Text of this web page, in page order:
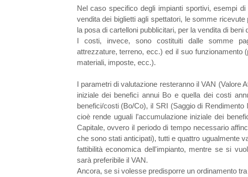
Nel caso specifico degli impianti sportivi, esempi
vendita dei biglietti agli spettatori, le somme
la posa di cartelloni pubblicitari, per la vendita di beni
I costi, invece, sono costituiti dalle somme
attrezzature, terreno, ecc.) ed il suo funzionamento
materiali, imposte, ecc.).
I parametri di valutazione resteranno il VAN (Valore
iniziale dei benefici annui Bo e quella dei costi
benefici/costi (Bo/Co), il SRI (Saggio di
cioè rende uguali l’accumulazione iniziale dei
Capitale, ovvero il periodo di tempo necessario
che sono stati anticipati), tutti e quattro ugualmente
fattibilità economica dell'impianto, mentre se si
sarà preferibile il VAN.
Ancora, se si volesse predisporre un ordinamento